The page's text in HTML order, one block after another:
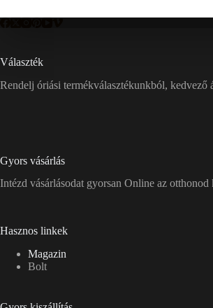
Választék
Rendelj óriási termékválasztékunkból, kedvező
Gyors vásárlás
Intézd vásárlásodat gyorsan Online az
Hasznos linkek
Magazin
Bolt